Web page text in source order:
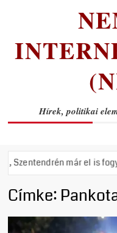
Hírek, politikai
már el is fogyott a
Címke: